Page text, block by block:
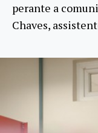
perante a
Chaves,